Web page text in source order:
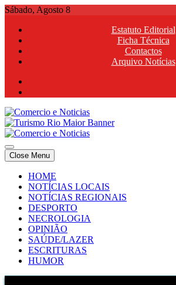
Skip
content
Sábado, Agosto 8
Estatuto Editorial
Ficha Técnica
Contactos
Arquivo Notícias
Comercio e Noticias
Notícias e Publicidade Online
Comercio e Noticias
Notícias e Publicidade Online
Close Menu
HOME
NOTÍCIAS LOCAIS
NOTÍCIAS REGIONAIS
DESPORTO
NECROLOGIA
OPINIÃO
SAÚDE/LAZER
ESCRITURAS
HUMOR